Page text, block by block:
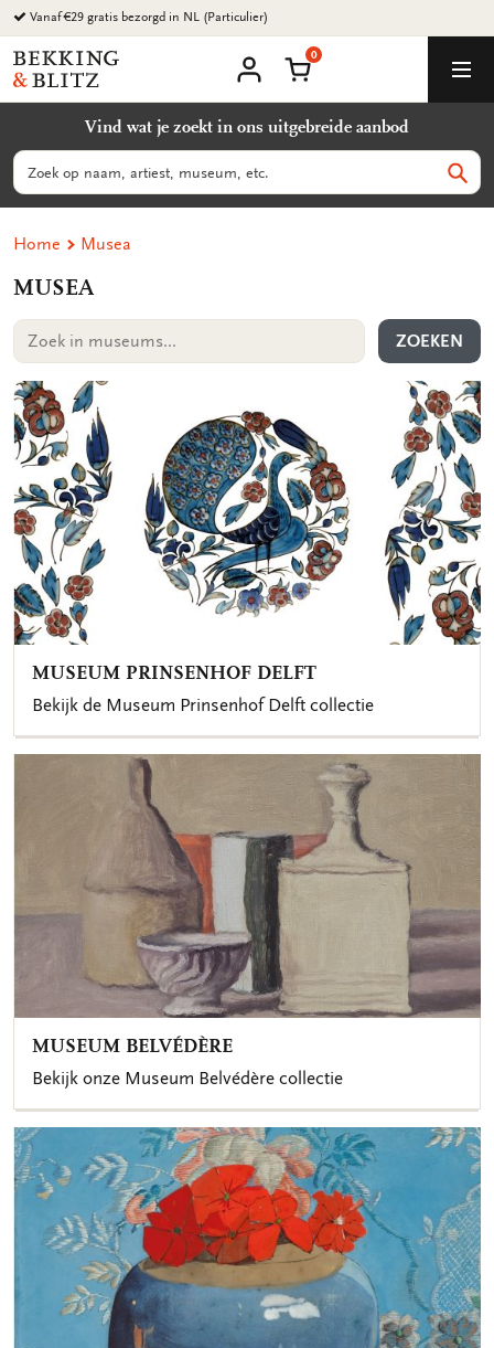
Ga
naar
content
Bekking
&
B.V.
account
Winkelmand
0
Vind wat je zoekt in ons uitgebreide aanbod
Zoeken
Home Musea
MUSEA
Zoek
museums...
ZOEKEN
MUSEUM PRINSENHOF DELFT
Bekijk de Museum Prinsenhof Delft collectie
MUSEUM BELVÉDÈRE
Bekijk onze Museum Belvédère collectie